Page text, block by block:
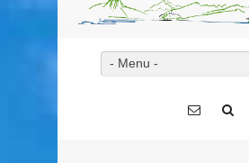
- Menu -